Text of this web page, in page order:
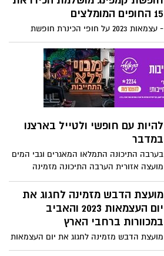
ולהגביר את המודעות לתפקיד המוזיאונים
הקהל אל המדע, האמנות, הארכיאולוגיה,
העיצוב, ההיסטוריה והתרבות המוצגים
במוזיאונים, בתצוגות ובתערוכות. לרגל יום
המוזיאונים הבין-לאומי, איגוד המוזיאונים
הישראלי והמוזיאונים ברחבי הארץ מזמינים
את הקהל הרחב לבקר בכ-70 מוזיאונים
בישראל ללא תשלום.
15 החופים המומלצים
- עצמאות 2023 על חופי הכינרת חופשת
קמפינג מושלמת הכירו את 15 החופים
המומלצים - חופי הרחצה של איגוד ערים
כינרת הינם 'חופים שקטים' בהם אסורים
השמעת מוסיקה או הקמת רעש. את תקנות
הסדר והשקט אוכפים פקחי איגוד ערים
להיות עם חופשי ולטייל בארצנו
במדבר
בערבה התיכונה התמלאו המאגרים וגבי המים
מועצה אזורית הערבה התיכונה מזמינה
לבלות את יום העצמאות ה- 75 אטרקציות
לכל המשפחה
מועצת הדבש מזמינה לחגוג את
יום העצמאות 2023 והאביב
במכוורות ברחבי הארץ
מועצת הדבש מזמינה לחגוג את יום העצמאות
2023 - במכוורות ברחבי הארץ. לכבוד יום